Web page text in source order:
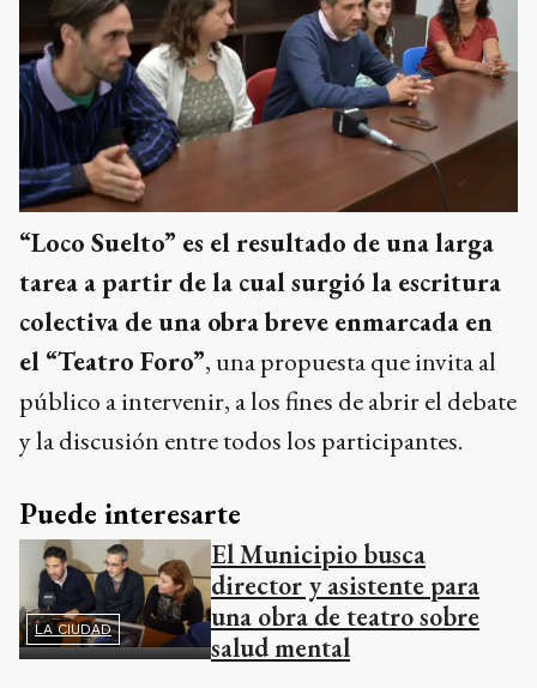
“Loco Suelto” es el resultado de una larga
tarea a partir de la cual surgió la escritura
colectiva de una obra breve enmarcada en
el “Teatro Foro”, una propuesta que invita al
público a intervenir, a los fines de abrir el debate
y la discusión entre todos los participantes.
Puede interesarte
LA CIUDAD
El Municipio busca
director y asistente para
una obra de teatro sobre
salud mental